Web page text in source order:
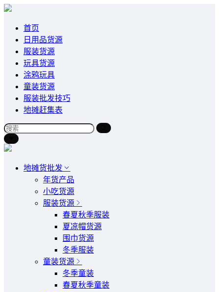
首页
日用品货源
服装货源
玩具货源
涂鸦玩具
童装货源
服装批发技巧
地摊赶集表
地摊货批发
年货产品
小吃货源
服装货源
春夏秋季服装
夏凉帽货源
围巾货源
冬季服装
童装货源
冬季童装
春夏秋季童装